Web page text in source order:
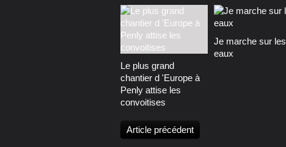
Le plus grand
chantier d 'Europe à
Penly attise les
convoitises
Je marche sur les
eaux
Article précédent